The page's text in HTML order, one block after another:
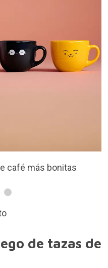
un diseño diferente
de tazas de